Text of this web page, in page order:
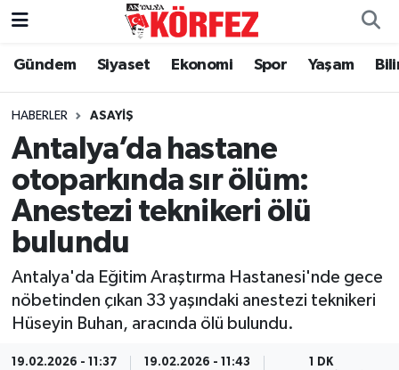
Gündem Siyaset Ekonomi Spor Yaşam
HABERLER ASAYIŞ
Antalya’da hastane
otoparkında sır ölüm:
Anestezi teknikeri ölü
bulundu
Antalya'da Eğitim Araştırma Hastanesi'nde gece
nöbetinden çıkan 33 yaşındaki anestezi teknikeri
Hüseyin Buhan, aracında ölü bulundu.
19.02.2026 - 11:37 19.02.2026 - 11:43 1 DK
Gündem
Siyaset
Yerel Yönetim
Ekonomi
Spor
Yaşam
Nöbetçi Eczaneler
Hava Durumu
Trafik Durumu
Süper Lig Puan Durumu ve Fikstür
Tüm Manşetler
Son Dakika Haberleri